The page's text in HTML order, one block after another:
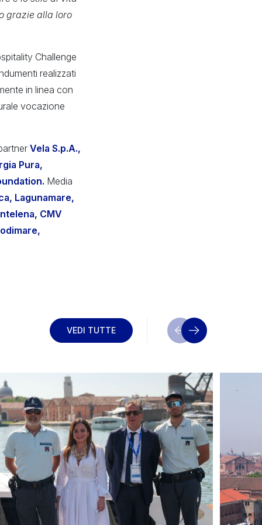
grazie alla loro
Challenge
realizzati
in linea con
vocazione
Vela S.p.A.,
Pura,
Media
Lagunamare,
CMV
VEDI TUTTE